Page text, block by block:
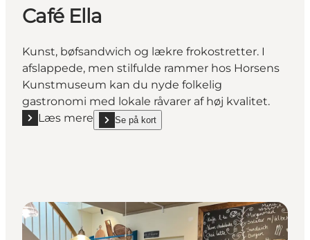
Café Ella
Kunst, bøfsandwich og lækre frokostretter. I
afslappede, men stilfulde rammer hos Horsens
Kunstmuseum kan du nyde folkelig
gastronomi med lokale råvarer af høj kvalitet.
Læs mere
Læs mere "Café Ella"Se på kort
show Café Ella on_map